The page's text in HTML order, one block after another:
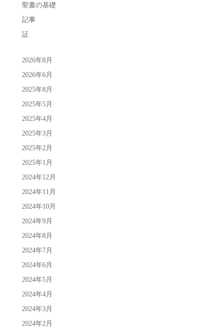
聖書の基礎
記事
証
2026年8月
2026年6月
2025年8月
2025年5月
2025年4月
2025年3月
2025年2月
2025年1月
2024年12月
2024年11月
2024年10月
2024年9月
2024年8月
2024年7月
2024年6月
2024年5月
2024年4月
2024年3月
2024年2月